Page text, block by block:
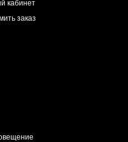
кабинет
заказ